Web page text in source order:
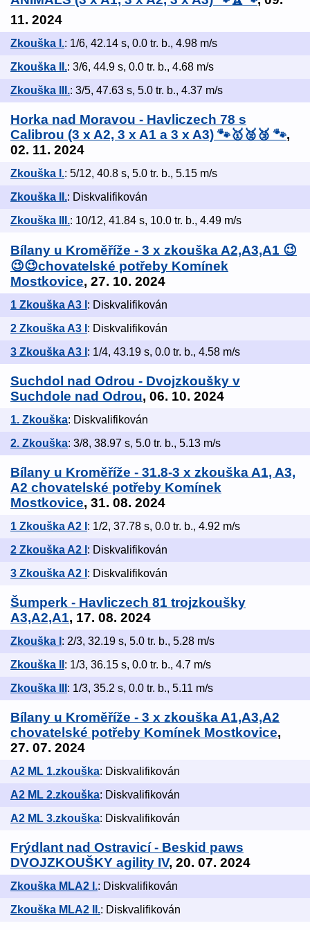
11. 2024
Zkouška I.: 1/6, 42.14 s, 0.0 tr. b., 4.98 m/s
Zkouška II.: 3/6, 44.9 s, 0.0 tr. b., 4.68 m/s
Zkouška III.: 3/5, 47.63 s, 5.0 tr. b., 4.37 m/s
Horka nad Moravou - Havliczech 78 s
Calibrou (3 x A2, 3 x A1 a 3 x A3) 🐾🥇🥈🥉 🐾,
02. 11. 2024
Zkouška I.: 5/12, 40.8 s, 5.0 tr. b., 5.15 m/s
Zkouška II.: Diskvalifikován
Zkouška III.: 10/12, 41.84 s, 10.0 tr. b., 4.49 m/s
Bílany u Kroměříže - 3 x zkouška A2,A3,A1 😉
😉😉chovatelské potřeby Komínek
Mostkovice, 27. 10. 2024
1 Zkouška A3 I : Diskvalifikován
2 Zkouška A3 I : Diskvalifikován
3 Zkouška A3 I : 1/4, 43.19 s, 0.0 tr. b., 4.58 m/s
Suchdol nad Odrou - Dvojzkoušky v
Suchdole nad Odrou, 06. 10. 2024
1. Zkouška: Diskvalifikován
2. Zkouška: 3/8, 38.97 s, 5.0 tr. b., 5.13 m/s
Bílany u Kroměříže - 31.8-3 x zkouška A1, A3,
A2 chovatelské potřeby Komínek
Mostkovice, 31. 08. 2024
1 Zkouška A2 I : 1/2, 37.78 s, 0.0 tr. b., 4.92 m/s
2 Zkouška A2 I : Diskvalifikován
3 Zkouška A2 I : Diskvalifikován
Šumperk - Havliczech 81 trojzkoušky
A3,A2,A1, 17. 08. 2024
Zkouška I : 2/3, 32.19 s, 5.0 tr. b., 5.28 m/s
Zkouška II : 1/3, 36.15 s, 0.0 tr. b., 4.7 m/s
Zkouška III : 1/3, 35.2 s, 0.0 tr. b., 5.11 m/s
Bílany u Kroměříže - 3 x zkouška A1,A3,A2
chovatelské potřeby Komínek Mostkovice,
27. 07. 2024
A2 ML 1.zkouška: Diskvalifikován
A2 ML 2.zkouška: Diskvalifikován
A2 ML 3.zkouška: Diskvalifikován
Frýdlant nad Ostravicí - Beskid paws
DVOJZKOUŠKY agility IV, 20. 07. 2024
Zkouška MLA2 I.: Diskvalifikován
Zkouška MLA2 II.: Diskvalifikován